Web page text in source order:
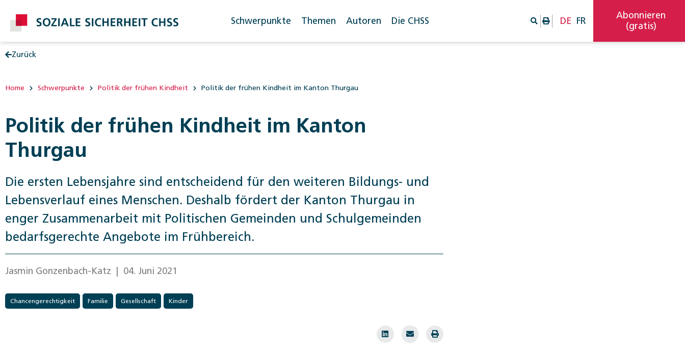
Schwerpunkte Themen Autoren Die CHSS DE FR
Abonnieren
(gratis)
Zurück
Home Schwerpunkte Politik der frühen Kindheit Politik der frühen Kindheit im Kanton Thurgau
Politik der frühen Kindheit im Kanton
Thurgau
Die ersten Lebensjahre sind entscheidend für den weiteren Bildungs- und
Lebensverlauf eines Menschen. Deshalb fördert der Kanton Thurgau in
enger Zusammenarbeit mit Politischen Gemeinden und Schulgemeinden
bedarfsgerechte Angebote im Frühbereich.
Jasmin Gonzenbach-Katz | 04. Juni 2021
Chancengerechtigkeit Familie Gesellschaft Kinder